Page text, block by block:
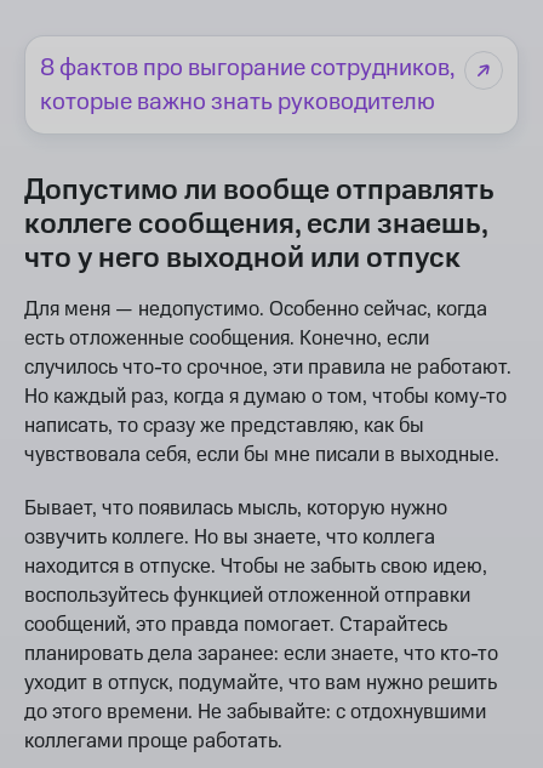
8 фактов про выгорание сотрудников,
которые важно знать руководителю
Допустимо ли вообще отправлять
коллеге сообщения, если знаешь,
что у него выходной или отпуск
Для меня — недопустимо. Особенно сейчас, когда
есть отложенные сообщения. Конечно, если
случилось что-то срочное, эти правила не работают.
Но каждый раз, когда я думаю о том, чтобы кому-то
написать, то сразу же представляю, как бы
чувствовала себя, если бы мне писали в выходные.
Бывает, что появилась мысль, которую нужно
озвучить коллеге. Но вы знаете, что коллега
находится в отпуске. Чтобы не забыть свою идею,
воспользуйтесь функцией отложенной отправки
сообщений, это правда помогает. Старайтесь
планировать дела заранее: если знаете, что кто-то
уходит в отпуск, подумайте, что вам нужно решить
до этого времени. Не забывайте: с отдохнувшими
коллегами проще работать.